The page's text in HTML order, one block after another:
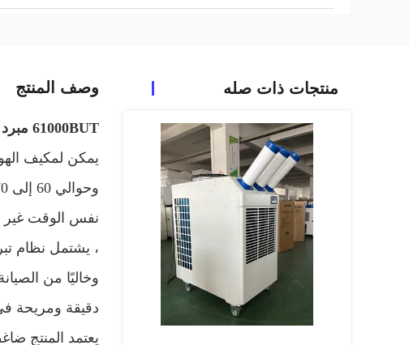
منتجات ذات صله وصف المنتج
61000BUT مبرد هواء بارد عالي الكفاءة ، مبردات محمولة 380v / 50HZ
نفس الوقت غير
، يشتمل نظام
وخاليًا من
دقيقة ومريحة
يعتمد المنتج